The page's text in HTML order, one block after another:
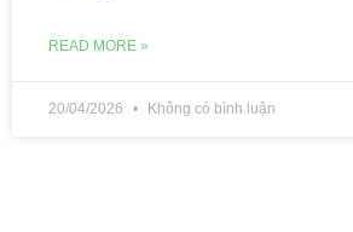
READ MORE »
20/04/2026 Không có bình luận